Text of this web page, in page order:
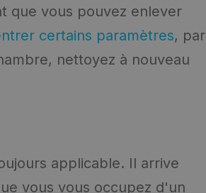
que vous pouvez enlever
certains paramètres, par
nettoyez à nouveau
applicable. Il arrive
vous vous occupez d'un